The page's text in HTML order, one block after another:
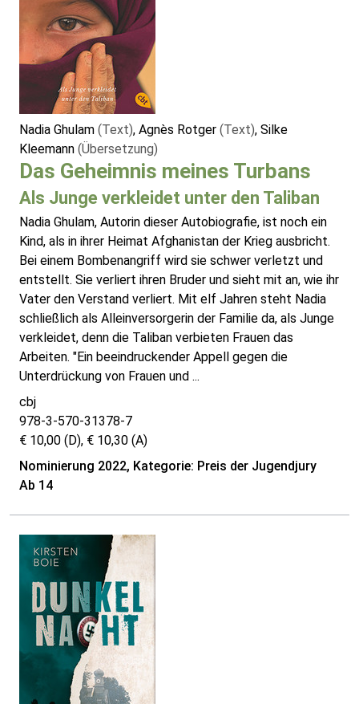
Nadia Ghulam (Text), Agnès Rotger (Text), Silke
Kleemann (Übersetzung)
Das Geheimnis meines Turbans
Als Junge verkleidet unter den Taliban
Nadia Ghulam, Autorin dieser Autobiografie, ist noch ein
Kind, als in ihrer Heimat Afghanistan der Krieg ausbricht.
Bei einem Bombenangriff wird sie schwer verletzt und
entstellt. Sie verliert ihren Bruder und sieht mit an, wie ihr
Vater den Verstand verliert. Mit elf Jahren steht Nadia
schließlich als Alleinversorgerin der Familie da, als Junge
verkleidet, denn die Taliban verbieten Frauen das
Arbeiten. "Ein beeindruckender Appell gegen die
Unterdrückung von Frauen und ...
cbj
978-3-570-31378-7
€ 10,00 (D), € 10,30 (A)
Nominierung 2022, Kategorie: Preis der Jugendjury
Ab 14